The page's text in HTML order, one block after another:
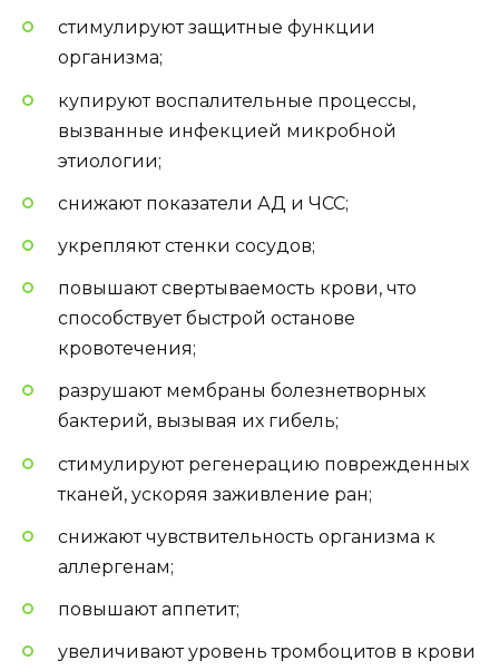
стимулируют защитные функции
организма;
купируют воспалительные процессы,
вызванные инфекцией микробной
этиологии;
снижают показатели АД и ЧСС;
укрепляют стенки сосудов;
повышают свертываемость крови, что
способствует быстрой останове
кровотечения;
разрушают мембраны болезнетворных
бактерий, вызывая их гибель;
стимулируют регенерацию поврежденных
тканей, ускоряя заживление ран;
снижают чувствительность организма к
аллергенам;
повышают аппетит;
увеличивают уровень тромбоцитов в крови